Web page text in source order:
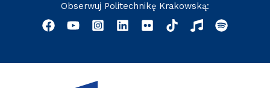
Obserwuj Politechnikę Krakowską: